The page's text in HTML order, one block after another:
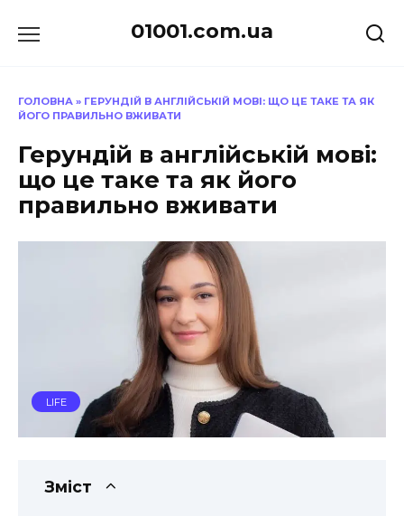
до
01001.com.ua
ГОЛОВНА » ГЕРУНДІЙ В АНГЛІЙСЬКІЙ МОВІ: ЩО ЦЕ ТАКЕ ТА ЯК
ЙОГО ПРАВИЛЬНО ВЖИВАТИ
Герундій в англійській мові:
що це таке та як його
правильно вживати
LIFE
Зміст